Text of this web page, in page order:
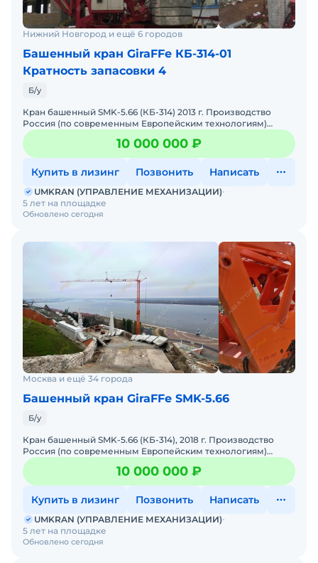
Нижний Новгород и ещё 6 городов
Башенный кран GiraFFe КБ-314-01
Кратность запасовки 4
Б/у
Кран башенный SMK-5.66 (КБ-314) 2013 г. Производство
Россия (по современным Европейским технологиям)
Грузоподъёмность макс. 5 т. Максимальный вылет - 43 м.
Груз
10 000 000 ₽
Купить в лизинг Позвонить Написать
Обновлено сегодня
UMKRAN (УПРАВЛЕНИЕ МЕХАНИЗАЦИИ)
5 лет на площадке
Москва и ещё 34 города
Башенный кран GiraFFe SMK-5.66
Б/у
Кран башенный SMK-5.66 (КБ-314), 2018 г. Производство
Россия (по современным Европейским технологиям)
Грузоподъёмность макс. 5 т. Максимальный вылет - 43 м.
Гру
10 000 000 ₽
Купить в лизинг Позвонить Написать
Обновлено сегодня
UMKRAN (УПРАВЛЕНИЕ МЕХАНИЗАЦИИ)
5 лет на площадке